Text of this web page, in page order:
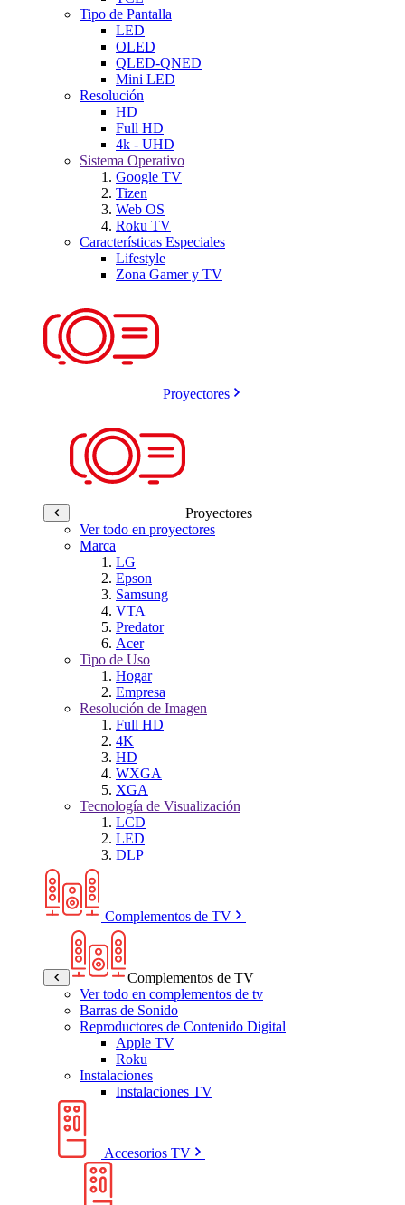
Tipo de Pantalla
LED
OLED
QLED-QNED
Mini LED
Resolución
HD
Full HD
4k - UHD
Sistema Operativo
Google TV
Tizen
Web OS
Roku TV
Características Especiales
Lifestyle
Zona Gamer y TV
Proyectores
Proyectores
Ver todo en proyectores
Marca
LG
Epson
Samsung
VTA
Predator
Acer
Tipo de Uso
Hogar
Empresa
Resolución de Imagen
Full HD
4K
HD
WXGA
XGA
Tecnología de Visualización
LCD
LED
DLP
Complementos de TV
Complementos de TV
Ver todo en complementos de tv
Barras de Sonido
Reproductores de Contenido Digital
Apple TV
Roku
Instalaciones
Instalaciones TV
Accesorios TV